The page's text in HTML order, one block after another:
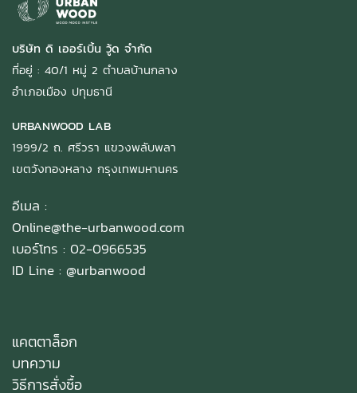
บริษัท ดิ เออร์เบิ้น วู้ด จำกัด
ที่อยู่ : 40/1 หมู่ 2 ตำบลบ้านกลาง
อำเภอเมือง ปทุมธานี
URBANWOOD LAB
1999/2 ถ. ศรีวรา แขวงพลับพลา
เขตวังทองหลาง กรุงเทพมหานคร
อีเมล :
Online@the-urbanwood.com
เบอร์โทร : 02-0966535
ID Line : @urbanwood
แคตตาล็อก
บทความ
วิธีการสั่งซื้อ